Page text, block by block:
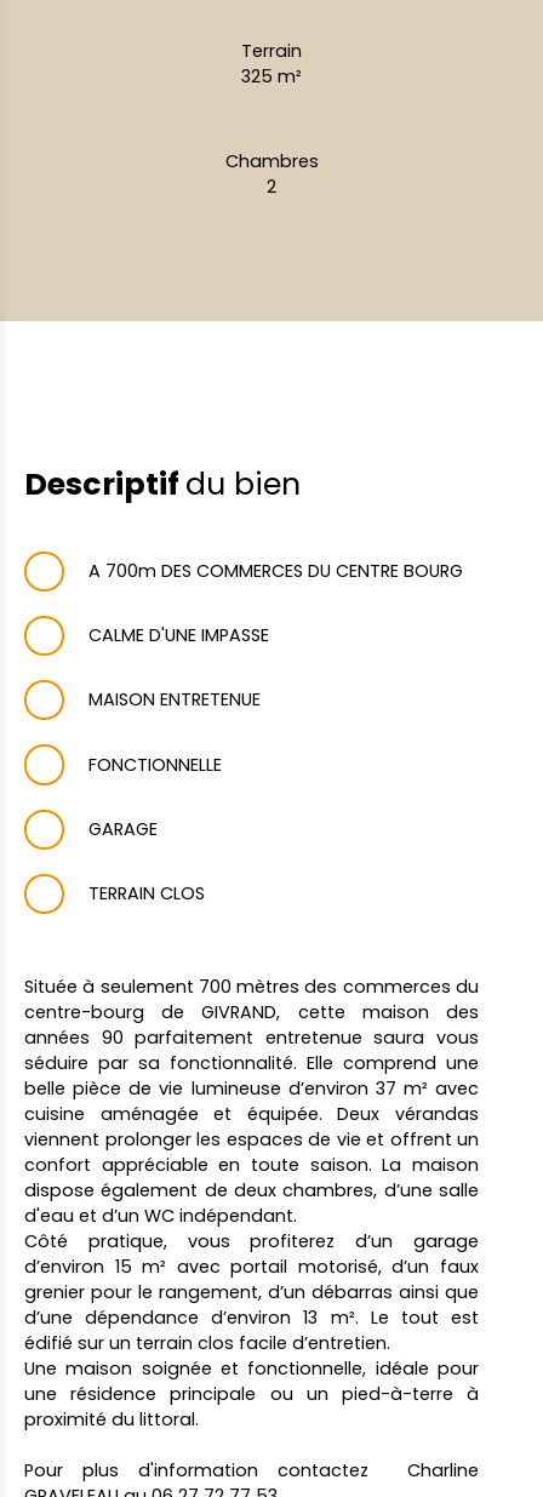
Terrain
325 m²
Chambres
2
Descriptif du bien
A 700m DES COMMERCES DU CENTRE BOURG
CALME D'UNE IMPASSE
MAISON ENTRETENUE
FONCTIONNELLE
GARAGE
TERRAIN CLOS
Située à seulement 700 mètres des commerces du
centre-bourg de GIVRAND, cette maison des
années 90 parfaitement entretenue saura vous
séduire par sa fonctionnalité. Elle comprend une
belle pièce de vie lumineuse d’environ 37 m² avec
cuisine aménagée et équipée. Deux vérandas
viennent prolonger les espaces de vie et offrent un
confort appréciable en toute saison. La maison
dispose également de deux chambres, d’une salle
d'eau et d’un WC indépendant.
Côté pratique, vous profiterez d’un garage
d’environ 15 m² avec portail motorisé, d’un faux
grenier pour le rangement, d’un débarras ainsi que
d’une dépendance d’environ 13 m². Le tout est
édifié sur un terrain clos facile d’entretien.
Une maison soignée et fonctionnelle, idéale pour
une résidence principale ou un pied-à-terre à
proximité du littoral.
Pour plus d'information contactez Charline